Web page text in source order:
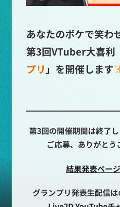
あなたのボケで笑わ
第3回VTuber大喜利
プリ」を開催します
第3回の開催期間は終了
ご応募、ありがとう
結果発表ペー
グランプリ発表生配信